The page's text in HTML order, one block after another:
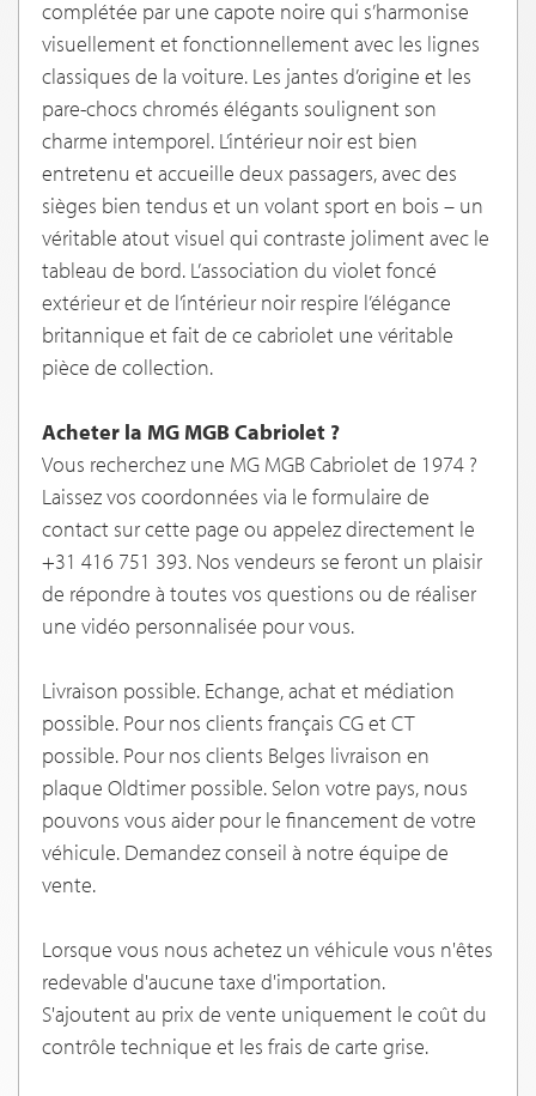
complétée par une capote noire qui s’harmonise
visuellement et fonctionnellement avec les lignes
classiques de la voiture. Les jantes d’origine et les
pare-chocs chromés élégants soulignent son
charme intemporel. L’intérieur noir est bien
entretenu et accueille deux passagers, avec des
sièges bien tendus et un volant sport en bois – un
véritable atout visuel qui contraste joliment avec le
tableau de bord. L’association du violet foncé
extérieur et de l’intérieur noir respire l’élégance
britannique et fait de ce cabriolet une véritable
pièce de collection.
Acheter la MG MGB Cabriolet ?
Vous recherchez une MG MGB Cabriolet de 1974 ?
Laissez vos coordonnées via le formulaire de
contact sur cette page ou appelez directement le
+31 416 751 393. Nos vendeurs se feront un plaisir
de répondre à toutes vos questions ou de réaliser
une vidéo personnalisée pour vous.
Livraison possible. Echange, achat et médiation
possible. Pour nos clients français CG et CT
possible. Pour nos clients Belges livraison en
plaque Oldtimer possible. Selon votre pays, nous
pouvons vous aider pour le financement de votre
véhicule. Demandez conseil à notre équipe de
vente.
Lorsque vous nous achetez un véhicule vous n'êtes
redevable d'aucune taxe d'importation.
S'ajoutent au prix de vente uniquement le coût du
contrôle technique et les frais de carte grise.